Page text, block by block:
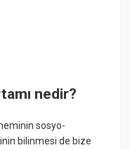
nedir?
sosyo-
bilinmesi de bize